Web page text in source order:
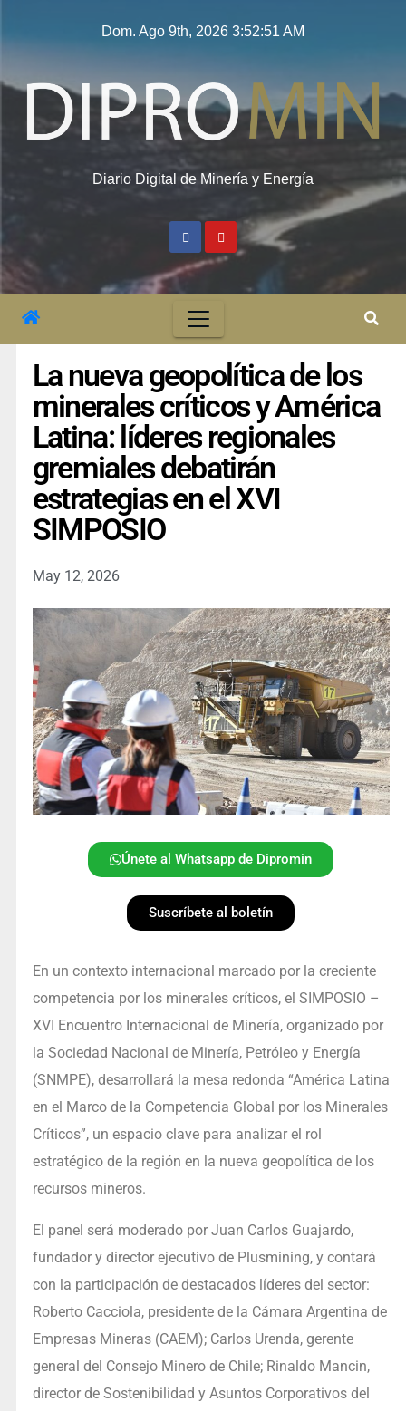
Dom. Ago 9th, 2026 3:52:52 AM
Diario Digital de Minería y Energía
La nueva geopolítica de los
minerales críticos y América
Latina: líderes regionales
gremiales debatirán
estrategias en el XVI
SIMPOSIO
May 12, 2026
Únete al Whatsapp de Dipromin
Suscríbete al boletín
En un contexto internacional marcado por la creciente
competencia por los minerales críticos, el SIMPOSIO –
XVI Encuentro Internacional de Minería, organizado por
la Sociedad Nacional de Minería, Petróleo y Energía
(SNMPE), desarrollará la mesa redonda “América Latina
en el Marco de la Competencia Global por los Minerales
Críticos”, un espacio clave para analizar el rol
estratégico de la región en la nueva geopolítica de los
recursos mineros.
El panel será moderado por Juan Carlos Guajardo,
fundador y director ejecutivo de Plusmining, y contará
con la participación de destacados líderes del sector:
Roberto Cacciola, presidente de la Cámara Argentina de
Empresas Mineras (CAEM); Carlos Urenda, gerente
general del Consejo Minero de Chile; Rinaldo Mancin,
director de Sostenibilidad y Asuntos Corporativos del